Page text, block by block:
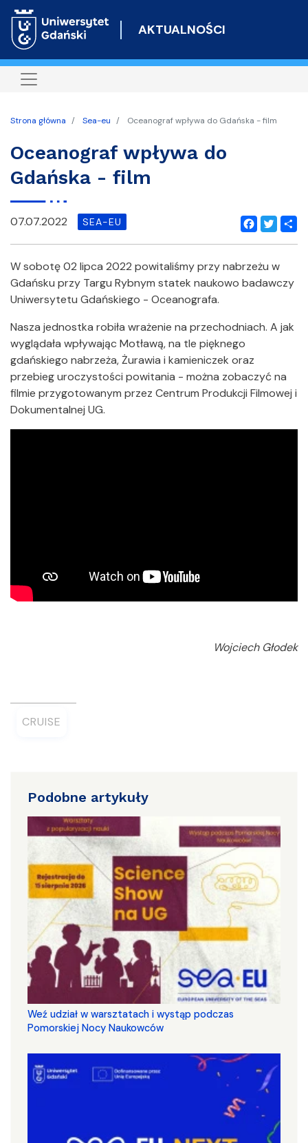
do
AKTUALNOŚCI
Strona główna Sea-eu Oceanograf wpływa do Gdańska - film
Oceanograf wpływa do
Gdańska - film
Facebook
Twitter
07.07.2022 SEA-EU
W sobotę 02 lipca 2022 powitaliśmy przy nabrzeżu w
Gdańsku przy Targu Rybnym statek naukowo badawczy
Uniwersytetu Gdańskiego - Oceanografa.
Nasza jednostka robiła wrażenie na przechodniach. A jak
wyglądała wpływając Motławą, na tle pięknego
gdańskiego nabrzeża, Żurawia i kamieniczek oraz
przebieg uroczystości powitania - można zobaczyć na
filmie przygotowanym przez Centrum Produkcji Filmowej i
Dokumentalnej UG.
Wojciech Głodek
CRUISE
Podobne artykuły
Weź udział w warsztatach i wystąp podczas
Pomorskiej Nocy Naukowców